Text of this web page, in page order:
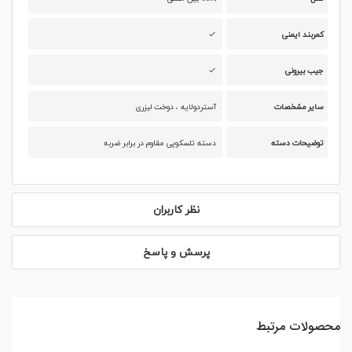
کمربند ایمنی
جیب بیرونی
سایر مشخصات آستردولایه ، دوخت لیزری
توضیحات دسته دسته تلسکوپی مقاوم در برابر ضربه
نظر کاربران
پرسش و پاسخ
محصولات مرتبط